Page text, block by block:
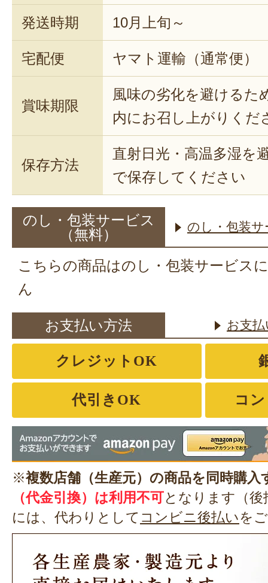
発送時期 10月上旬～
宅配便 ヤマト運輸（通常便）
賞味期限
風味の劣化を避けるた
内にお召し上がりくだ
保存方法
直射日光・高温多湿を
で保存してください
のし・包装サービス
（無料）
のし・包装
こちらの商品はのし・包装サービス
ん
お支払い方法 お支
クレジットOK
代引きOK コ
※複数店舗（生産元）の商品を同時購入
（代金引換）は利用不可 となります（
には、代わりとして コンビニ後払いを